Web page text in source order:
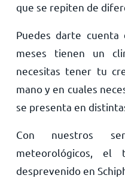
que se repiten de
Puedes darte
meses tienen un
necesitas tener tu
mano y en cuales
se presenta en
Con nuestros
meteorológicos, el
desprevenido en